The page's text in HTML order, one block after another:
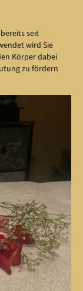
seit
wird Sie
Körper dabei
zu fördern